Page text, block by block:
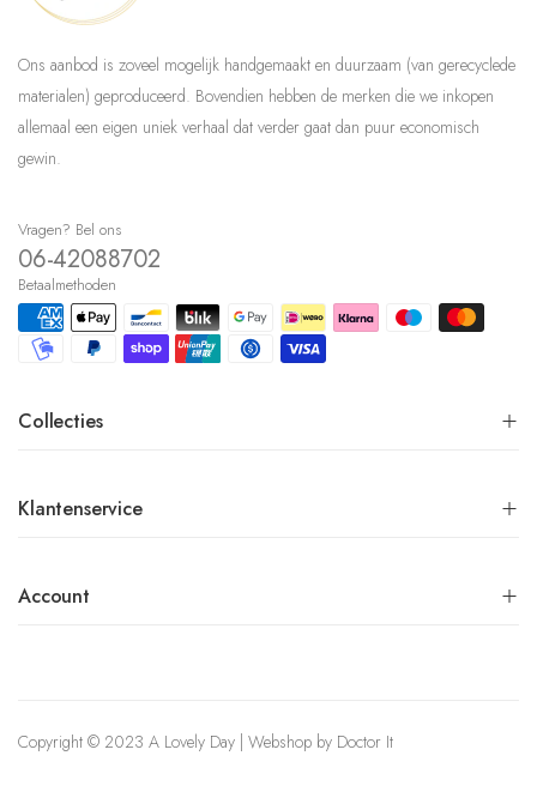
Ons aanbod is zoveel mogelijk handgemaakt en duurzaam (van gerecyclede
materialen) geproduceerd. Bovendien hebben de merken die we inkopen
allemaal een eigen uniek verhaal dat verder gaat dan puur economisch
gewin.
Vragen? Bel ons
06-42088702
Betaalmethoden
Collecties
Klantenservice
Account
Copyright © 2023 A Lovely Day | Webshop by Doctor It